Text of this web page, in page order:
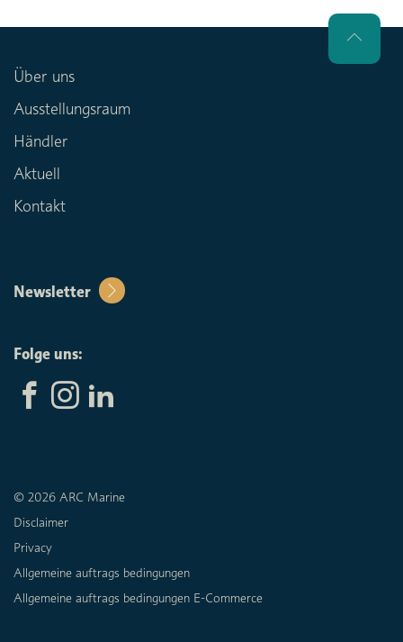
Über uns
Ausstellungsraum
Händler
Aktuell
Kontakt
Newsletter
Folge uns:
© 2026 ARC Marine
Disclaimer
Privacy
Allgemeine auftrags bedingungen
Allgemeine auftrags bedingungen E-Commerce